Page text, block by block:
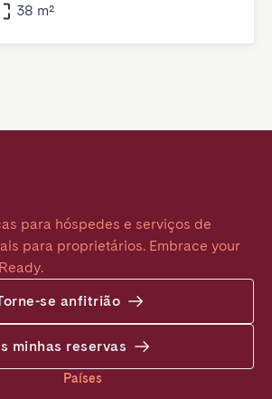
38 m²
para hóspedes e serviços de
para proprietários. Embrace your
se anfitrião
minhas reservas
Países